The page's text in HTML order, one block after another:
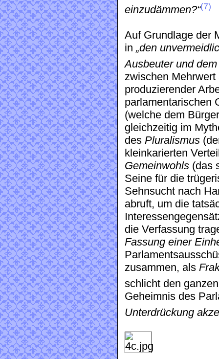
einzudämmen?“(7)
Auf Grundlage der
in „den
Ausbeuter und
zwischen
produzierender
parlamentarischen
(welche dem
gleichzeitig im
des Pluralismus
kleinkarierten
Gemeinwohls (das
Seine für die
Sehnsucht nach
abruft, um die
die Verfassung
Fassung einer
zusammen, als
schlicht den
Geheimnis des
Unterdrückung